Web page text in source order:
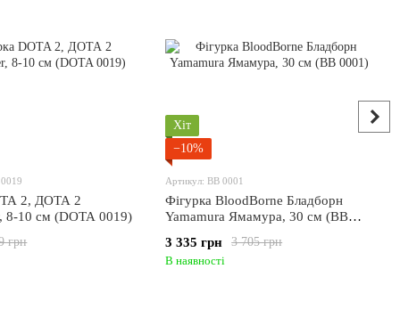
2, ДОТА 2
8-10 см (DOTA 0019)
грн
Хіт
−10%
Артикул: BB 0001
Фігурка BloodBorne Бладборн
Yamamura Ямамура, 30 см (BB
3 705 грн
3 335 грн
В наявності